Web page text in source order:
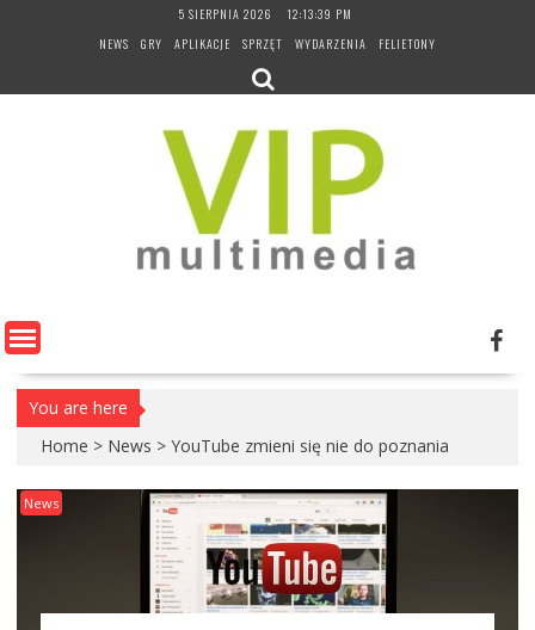
5 SIERPNIA 2026
12:13:40 PM
NEWS
GRY APLIKACJE SPRZĘT WYDARZENIA FELIETONY
You are here
Home > News > YouTube zmieni się nie do poznania
News